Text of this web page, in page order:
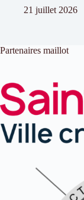
21 juillet 2026
Partenaires maillot